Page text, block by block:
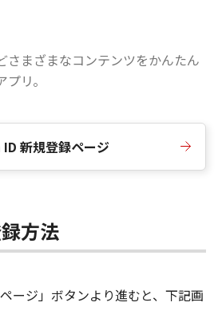
さまざまなコンテンツをかんたん
リ。
新規登録ページ
方法
ージ」ボタンより進むと、下記画